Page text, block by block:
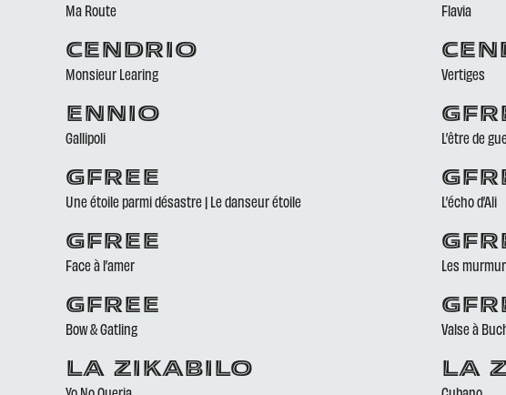
Ma Route Flavia
CENDRIO
Monsieur Learing Vertiges
ENNIO
Gallipoli L’être de
GFREE
Une étoile parmi désastre | Le danseur étoile L’écho d’Ali
GFREE
Face à l’amer Les
GFREE
Bow & Gatling Valse à
LA ZIKABILO LA